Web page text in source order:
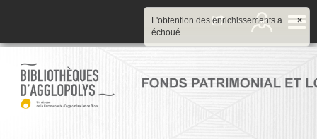
×
L'obtention des enrichissements a
échoué.